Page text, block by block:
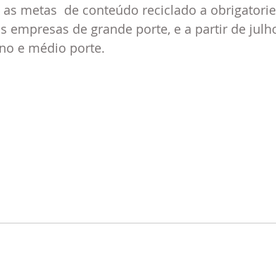
as metas  de conteúdo reciclado a
empresas de grande porte, e a partir de
e médio porte.